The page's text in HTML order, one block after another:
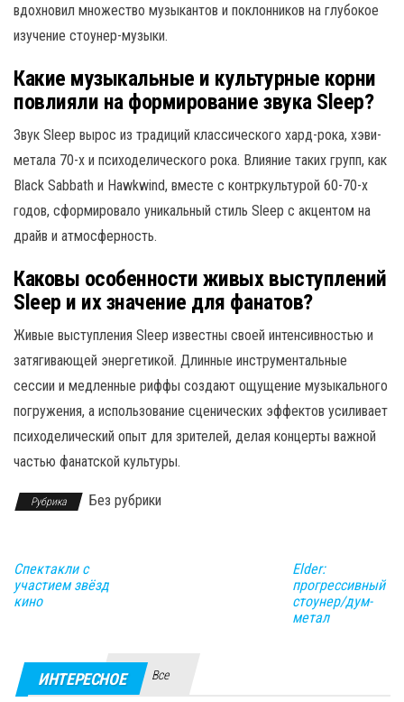
вдохновил множество музыкантов и поклонников на глубокое
изучение стоунер-музыки.
Какие музыкальные и культурные корни
повлияли на формирование звука Sleep?
Звук Sleep вырос из традиций классического хард-рока, хэви-
метала 70-х и психоделического рока. Влияние таких групп, как
Black Sabbath и Hawkwind, вместе с контркультурой 60-70-х
годов, сформировало уникальный стиль Sleep с акцентом на
драйв и атмосферность.
Каковы особенности живых выступлений
Sleep и их значение для фанатов?
Живые выступления Sleep известны своей интенсивностью и
затягивающей энергетикой. Длинные инструментальные
сессии и медленные риффы создают ощущение музыкального
погружения, а использование сценических эффектов усиливает
психоделический опыт для зрителей, делая концерты важной
частью фанатской культуры.
Рубрика Без рубрики
Спектакли с
участием звёзд
кино
Elder:
прогрессивный
стоунер/дум-
метал
ИНТЕРЕСНОЕ Все